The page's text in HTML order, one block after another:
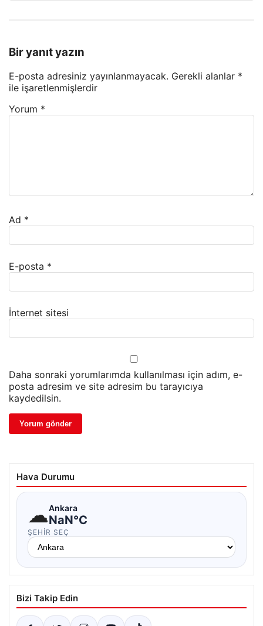
Bir yanıt yazın
E-posta adresiniz yayınlanmayacak. Gerekli alanlar *
ile işaretlenmişlerdir
Yorum *
Ad *
E-posta *
İnternet sitesi
Daha sonraki yorumlarımda kullanılması için adım, e-
posta adresim ve site adresim bu tarayıcıya
kaydedilsin.
Hava Durumu
☁Ankara
NaN°C
ŞEHIR SEÇ
Bizi Takip Edin